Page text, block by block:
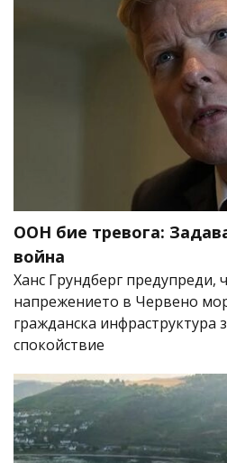
ООН бие тревога:
война
Ханс Грундберг предупреди,
напрежението в Червено
гражданска инфраструктура
спокойствие